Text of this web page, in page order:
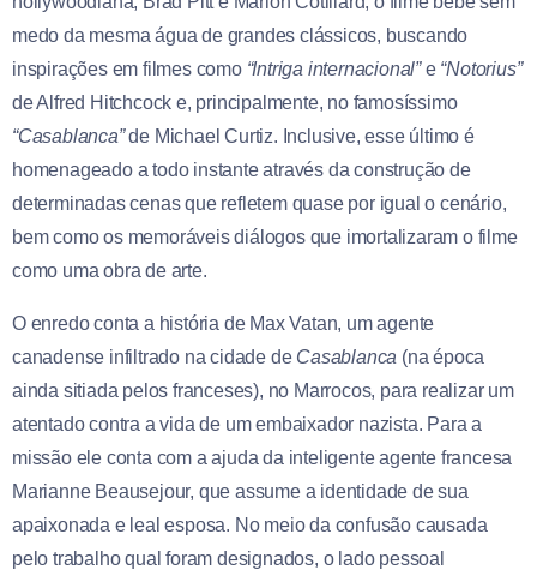
medo da mesma água de grandes clássicos, buscando
inspirações em filmes como “Intriga internacional”e “Notorius”
de Alfred Hitchcock e, principalmente, no famosíssimo
“Casablanca”de Michael Curtiz. Inclusive, esse último é
homenageado a todo instante através da construção de
determinadas cenas que refletem quase por igual o cenário,
bem como os memoráveis diálogos que imortalizaram o filme
como uma obra de arte.
O enredo conta a história de Max Vatan, um agente
canadense infiltrado na cidade de Casablanca (na época
ainda sitiada pelos franceses), no Marrocos, para realizar um
atentado contra a vida de um embaixador nazista. Para a
missão ele conta com a ajuda da inteligente agente francesa
Marianne Beausejour, que assume a identidade de sua
apaixonada e leal esposa. No meio da confusão causada
pelo trabalho qual foram designados, o lado pessoal